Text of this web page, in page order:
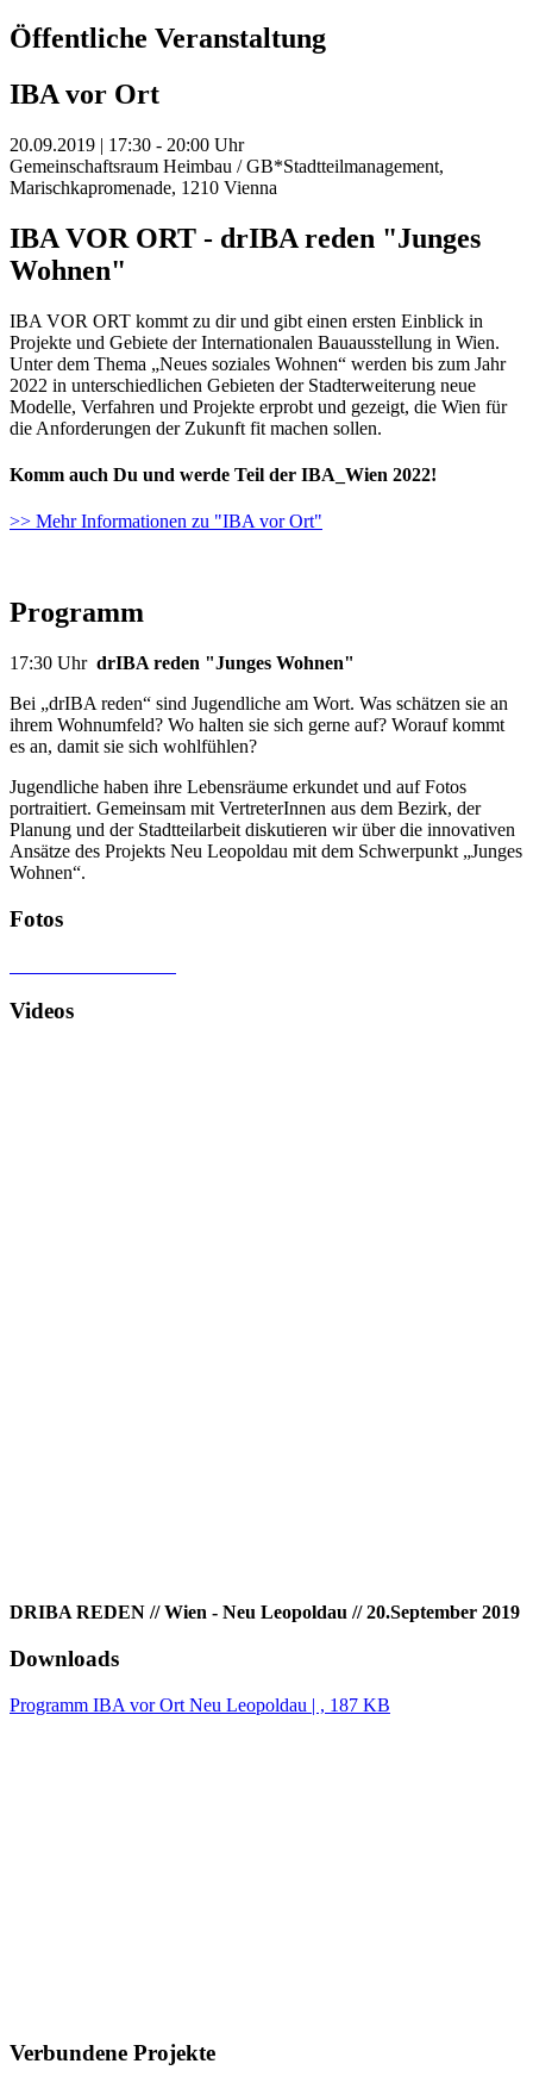
Öffentliche Veranstaltung
IBA vor Ort
20.09.2019 | 17:30 - 20:00 Uhr
Gemeinschaftsraum Heimbau / GB*Stadtteilmanagement,
Marischkapromenade, 1210 Vienna
IBA VOR ORT - drIBA reden "Junges
Wohnen"
IBA VOR ORT kommt zu dir und gibt einen ersten Einblick in
Projekte und Gebiete der Internationalen Bauausstellung in Wien.
Unter dem Thema „Neues soziales Wohnen“ werden bis zum Jahr
2022 in unterschiedlichen Gebieten der Stadterweiterung neue
Modelle, Verfahren und Projekte erprobt und gezeigt, die Wien für
die Anforderungen der Zukunft fit machen sollen.
Komm auch Du und werde Teil der IBA_Wien 2022!
>> Mehr Informationen zu "IBA vor Ort"
Programm
17:30 Uhr drIBA reden "Junges Wohnen"
Bei „drIBA reden“ sind Jugendliche am Wort. Was schätzen sie an
ihrem Wohnumfeld? Wo halten sie sich gerne auf? Worauf kommt
es an, damit sie sich wohlfühlen?
Jugendliche haben ihre Lebensräume erkundet und auf Fotos
portraitiert. Gemeinsam mit VertreterInnen aus dem Bezirk, der
Planung und der Stadtteilarbeit diskutieren wir über die innovativen
Ansätze des Projekts Neu Leopoldau mit dem Schwerpunkt „Junges
Wohnen“.
Fotos
Videos
DRIBA REDEN // Wien - Neu Leopoldau // 20.September 2019
Downloads
Programm IBA vor Ort Neu Leopoldau | , 187 KB
Verbundene Projekte